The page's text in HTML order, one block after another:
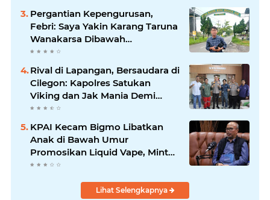
Pergantian Kepengurusan,
Febri: Saya Yakin Karang Taruna
Wanakarsa Dibawah
Kepemimpinan Bung Entus
Rival di Lapangan, Bersaudara di
Cilegon: Kapolres Satukan
Viking dan Jak Mania Demi
Nobar Damai Piala Presiden
KPAI Kecam Bigmo Libatkan
Anak di Bawah Umur
Promosikan Liquid Vape, Minta
Aparat Bertindak Tegas
Lihat Selengkapnya